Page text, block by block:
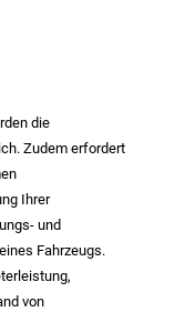
die
Zudem erfordert
Ihrer
und
Fahrzeugs.
von